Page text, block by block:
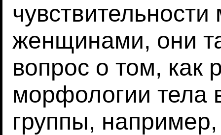
женщинами, они
вопрос о том, как
морфологии тела
группы,